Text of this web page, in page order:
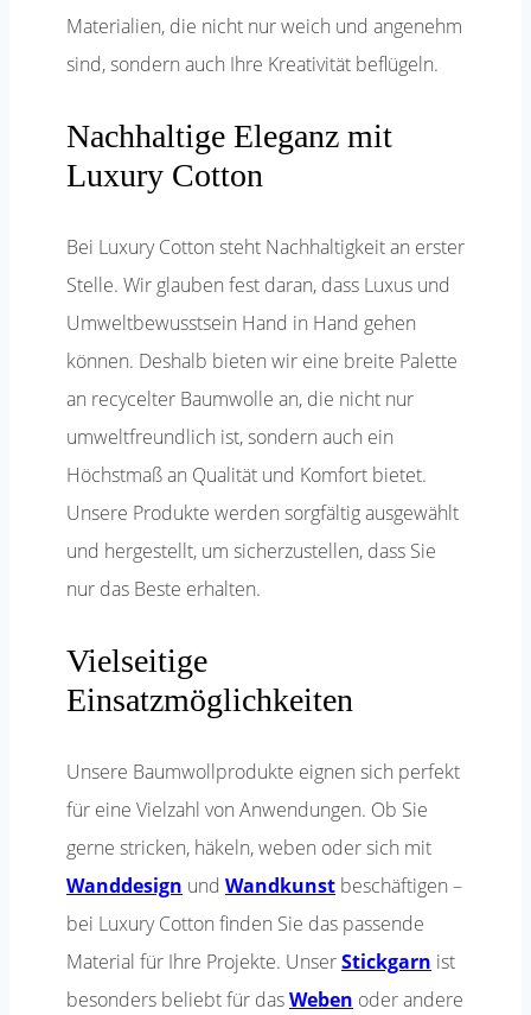
Materialien, die nicht nur weich und angenehm
sind, sondern auch Ihre Kreativität beflügeln.
Nachhaltige Eleganz mit
Luxury Cotton
Bei Luxury Cotton steht Nachhaltigkeit an erster
Stelle. Wir glauben fest daran, dass Luxus und
Umweltbewusstsein Hand in Hand gehen
können. Deshalb bieten wir eine breite Palette
an recycelter Baumwolle an, die nicht nur
umweltfreundlich ist, sondern auch ein
Höchstmaß an Qualität und Komfort bietet.
Unsere Produkte werden sorgfältig ausgewählt
und hergestellt, um sicherzustellen, dass Sie
nur das Beste erhalten.
Vielseitige
Einsatzmöglichkeiten
Unsere Baumwollprodukte eignen sich perfekt
für eine Vielzahl von Anwendungen. Ob Sie
gerne stricken, häkeln, weben oder sich mit
Wanddesign und Wandkunst beschäftigen –
bei Luxury Cotton finden Sie das passende
Material für Ihre Projekte. UnserStickgarn ist
besonders beliebt für dasWeben oder andere